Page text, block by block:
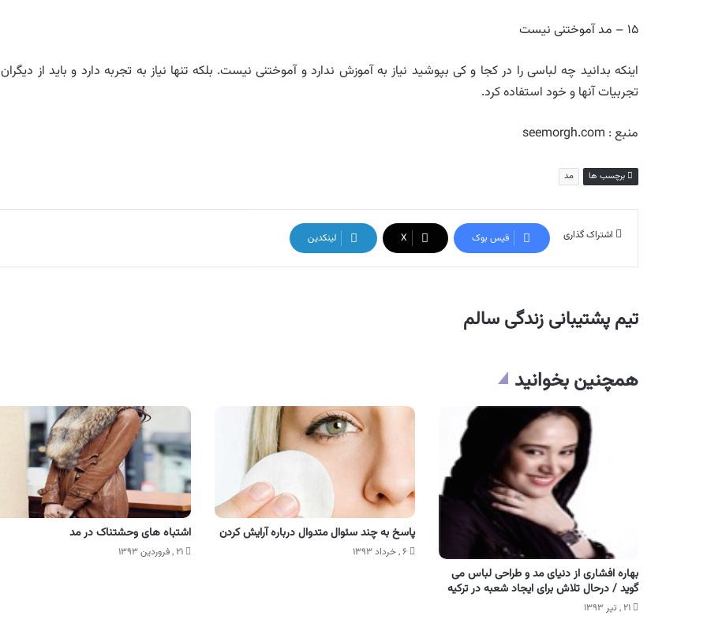
۱۵ – مد آموختنی نیست
اینکه بدانید چه لباسی را در کجا و کی بپوشید نیاز به آموزش ندارد و آموختنی نیست. بلکه تنها نیاز به تجربه دارد و باید از
تجربیات آنها و خود استفاده کرد.
منبع : seemorgh.com
برچسب ها مد
اشتراک گذاری فیس بوک X لینکدین
تیم پشتیبانی زندگی سالم
همچنین بخوانید
بهاره افشاری از دنیای مد و طراحی لباس می
گوید / درحال تلاش برای ایجاد شعبه در ترکیه
۲۱ , تیر ۱۳۹۳
پاسخ به چند سئوال متدوال درباره آرایش کردن
۶ , خرداد ۱۳۹۳
اشتباه های وحشتناک در مد
۲۱ , فروردین ۱۳۹۳